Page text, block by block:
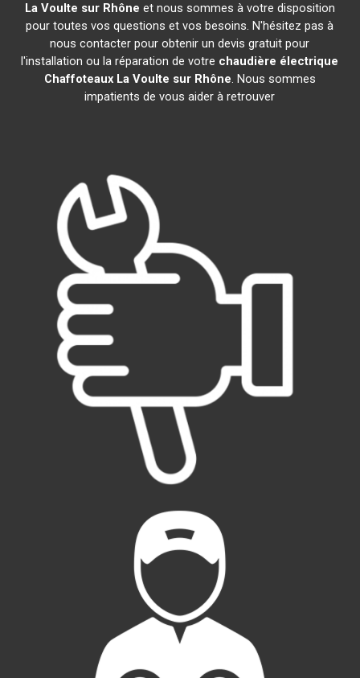
La Voulte sur Rhône et nous sommes à votre disposition
pour toutes vos questions et vos besoins. N'hésitez pas à
nous contacter pour obtenir un devis gratuit pour
l'installation ou la réparation de votre chaudière électrique
Chaffoteaux La Voulte sur Rhône. Nous sommes
impatients de vous aider à retrouver